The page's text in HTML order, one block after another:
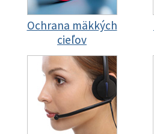
Ochrana mäkkých
cieľov